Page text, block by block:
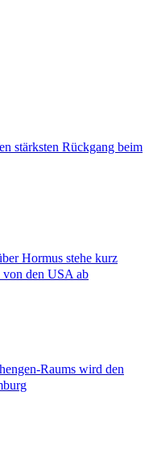
stärksten Rückgang beim
Hormus stehe kurz
von den USA ab
Raums wird den